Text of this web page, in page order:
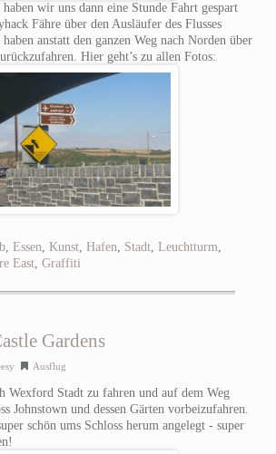
wir uns dann eine Stunde Fahrt gespart
Fähre über den Ausläufer des Flusses
anstatt den ganzen Weg nach Norden über
Hier geht’s zu allen Fotos:
, Essen, Kunst, Hafen, Stadt, Leuchtturm,
East, Graffiti
Gardens
Ausflug
Wexford Stadt zu fahren und auf dem Weg
Johnstown und dessen Gärten vorbeizufahren.
schön ums Schloss herum angelegt - super